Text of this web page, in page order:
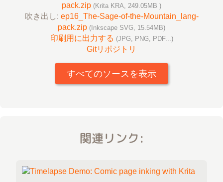
pack.zip (Krita KRA, 249.05MB )
吹き出し: ep16_The-Sage-of-the-Mountain_lang-
pack.zip (Inkscape SVG, 15.54MB)
印刷用に出力する (JPG, PNG, PDF...)
Gitリポジトリ
すべてのソースを表示
関連リンク: